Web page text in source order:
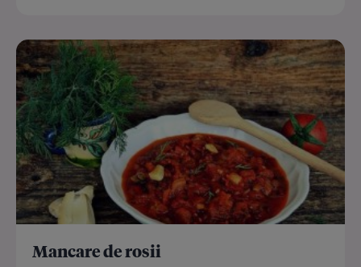
Mancare de rosii